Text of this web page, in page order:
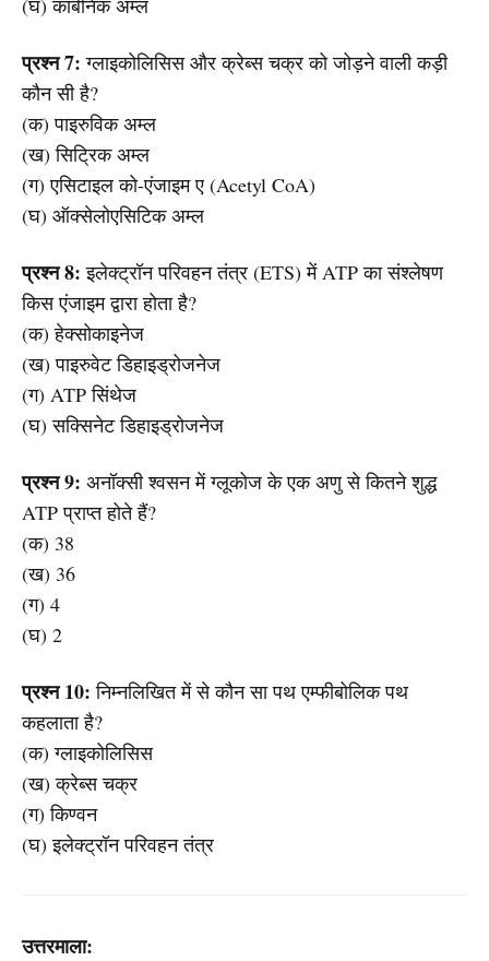
(घ) कार्बनिक अम्ल
प्रश्न 7: ग्लाइकोलिसिस और क्रेब्स चक्र को जोड़ने वाली कड़ी
कौन सी है?
(क) पाइरुविक अम्ल
(ख) सिट्रिक अम्ल
(ग) एसिटाइल को-एंजाइम ए (Acetyl CoA)
(घ) ऑक्सेलोएसिटिक अम्ल
प्रश्न 8: इलेक्ट्रॉन परिवहन तंत्र (ETS) में ATP का संश्लेषण
किस एंजाइम द्वारा होता है?
(क) हेक्सोकाइनेज
(ख) पाइरुवेट डिहाइड्रोजनेज
(ग) ATP सिंथेज
(घ) सक्सिनेट डिहाइड्रोजनेज
प्रश्न 9: अनॉक्सी श्वसन में ग्लूकोज के एक अणु से कितने शुद्ध
ATP प्राप्त होते हैं?
(क) 38
(ख) 36
(ग) 4
(घ) 2
प्रश्न 10: निम्नलिखित में से कौन सा पथ एम्फीबोलिक पथ
कहलाता है?
(क) ग्लाइकोलिसिस
(ख) क्रेब्स चक्र
(ग) किण्वन
(घ) इलेक्ट्रॉन परिवहन तंत्र
उत्तरमाला: